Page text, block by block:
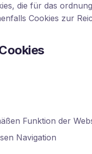
die für das
Cookies zur
Funktion der
Navigation